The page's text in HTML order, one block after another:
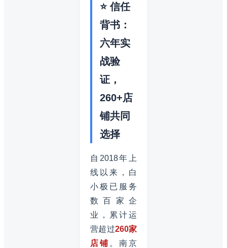
⭐ 信任
背书：
六年实
战验
证，
260+店
铺共同
选择
自2018年上
线以来，白
小极已服务
数百家企
业，累计运
营超过260家
店铺 。南京